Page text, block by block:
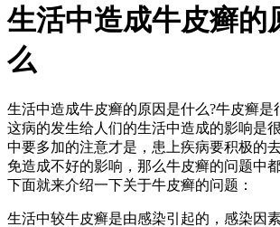
生活中造成牛皮癣的
么
生活中造成牛皮癣的原因是什么?牛皮癣是
这病的发生给人们的生活中造成的影响是
中要多加的注意才是，患上疾病要积极的
免造成不好的影响，那么牛皮癣的问题中
下面就来介绍一下关于牛皮癣的问题：
生活中较牛皮癣是由感染引起的，感染因